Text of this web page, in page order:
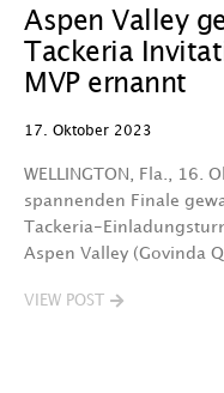
Aspen Valley
Tackeria
MVP ernannt
17. Oktober 2023
WELLINGTON, Fla., 16.
spannenden Finale
Tackeria-
Aspen Valley (Govinda
VIEW POST